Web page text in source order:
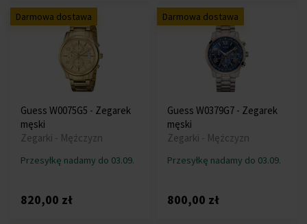
Darmowa dostawa
Guess W0075G5 - Zegarek
męski
Zegarki - Mężczyzn
Przesyłkę nadamy do 03.09.
820,00 zł
Darmowa dostawa
Guess W0379G7 - Zegarek
męski
Zegarki - Mężczyzn
Przesyłkę nadamy do 03.09.
800,00 zł